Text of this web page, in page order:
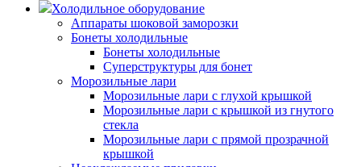
Холодильное оборудование
Аппараты шоковой заморозки
Бонеты холодильные
Бонеты холодильные
Суперструктуры для бонет
Морозильные лари
Морозильные лари с глухой крышкой
Морозильные лари с крышкой из гнутого
стекла
Морозильные лари с прямой прозрачной
крышкой